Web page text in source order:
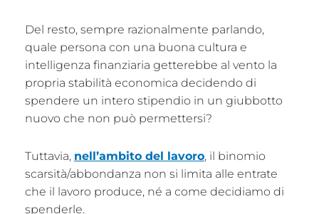
Del resto, sempre razionalmente parlando,
quale persona con una buona cultura e
intelligenza finanziaria getterebbe al vento la
propria stabilità economica decidendo di
spendere un intero stipendio in un giubbotto
nuovo che non può permettersi?
Tuttavia, nell’ambito del lavoro, il binomio
scarsità/abbondanza non si limita alle entrate
che il lavoro produce, né a come decidiamo di
spenderle.